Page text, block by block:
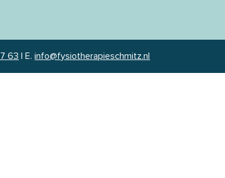
63 E.info@fysiotherapieschmitz.nl